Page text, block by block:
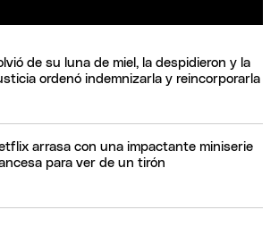
de su luna de miel, la despidieron y la
ordenó indemnizarla y reincorporarla
arrasa con una impactante miniserie
para ver de un tirón